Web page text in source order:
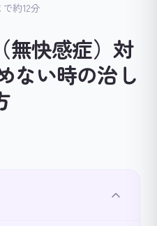
約12分
無快感症）対
ない時の治し